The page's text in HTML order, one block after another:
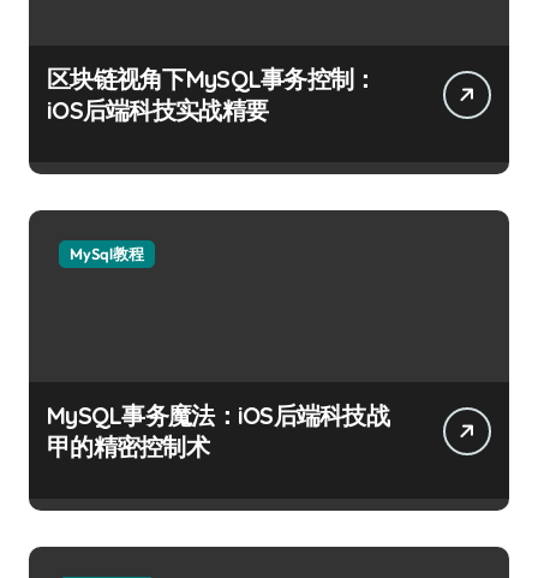
区块链视角下MySQL事务控制：
iOS后端科技实战精要
MySql教程
MySQL事务魔法：iOS后端科技战
甲的精密控制术